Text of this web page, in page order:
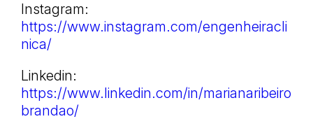
Instagram:
https://www.instagram.com/engenheiracli
nica/
Linkedin:
https://www.linkedin.com/in/marianaribeiro
brandao/